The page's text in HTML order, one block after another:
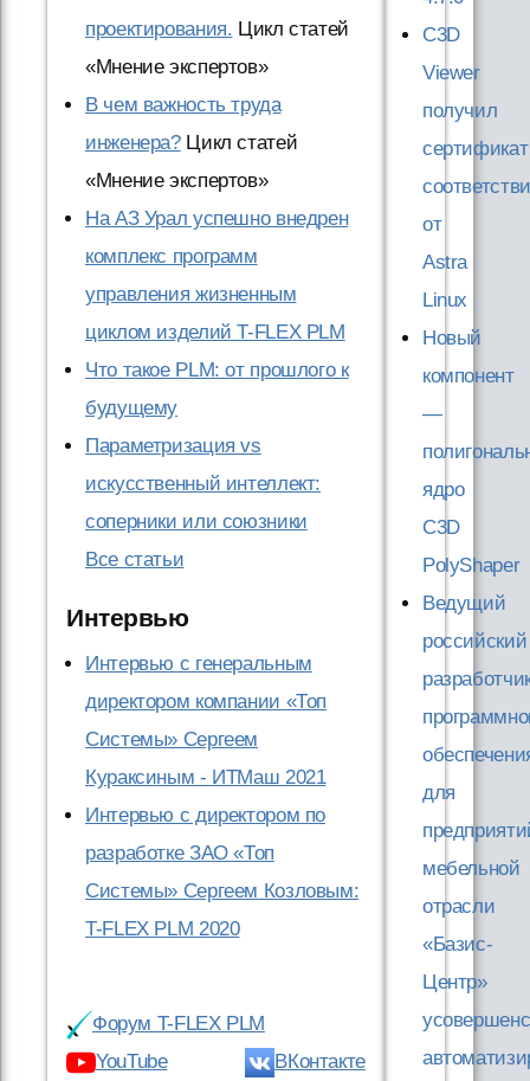
проектирования. Цикл статей
«Мнение экспертов»
В чем важность труда
инженера?Цикл статей
«Мнение экспертов»
На АЗ Урал успешно внедрен
комплекс программ
управления жизненным
циклом изделий T-FLEX PLM
Что такое PLM: от прошлого к
будущему
Параметризация vs
искусственный интеллект:
соперники или союзники
Все статьи
Интервью
Интервью с генеральным
директором компании «Топ
Системы» Сергеем
Кураксиным - ИТМаш 2021
Интервью с директором по
разработке ЗАО «Топ
Системы» Сергеем Козловым:
T-FLEX PLM 2020
Форум T-FLEX PLM
YouTube
ВКонтакте
C3D
Viewer
получил
сертификат
от
Astra
Linux
Новый
компонент
—
ядро
C3D
PolyShaper
Ведущий
российский
для
мебельной
отрасли
«Базис-
Центр»